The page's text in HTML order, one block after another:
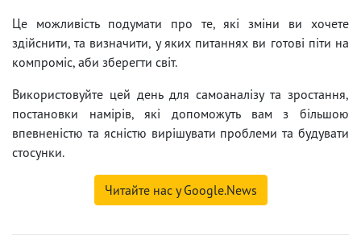
Це можливість подумати про те, які зміни ви хочете
здійснити, та визначити, у яких питаннях ви готові піти на
компроміс, аби зберегти світ.
Використовуйте цей день для самоаналізу та зростання,
постановки намірів, які допоможуть вам з більшою
впевненістю та ясністю вирішувати проблеми та будувати
стосунки.
Читайте нас у Google.News